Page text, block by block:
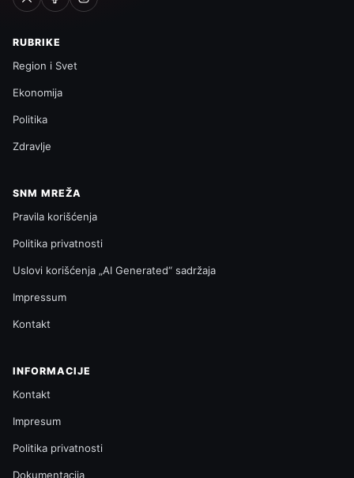
RUBRIKE
Region i Svet
Ekonomija
Politika
Zdravlje
SNM MREŽA
Pravila korišćenja
Politika privatnosti
Uslovi korišćenja „AI Generated“ sadržaja
Impressum
Kontakt
INFORMACIJE
Kontakt
Impresum
Politika privatnosti
Dokumentacija